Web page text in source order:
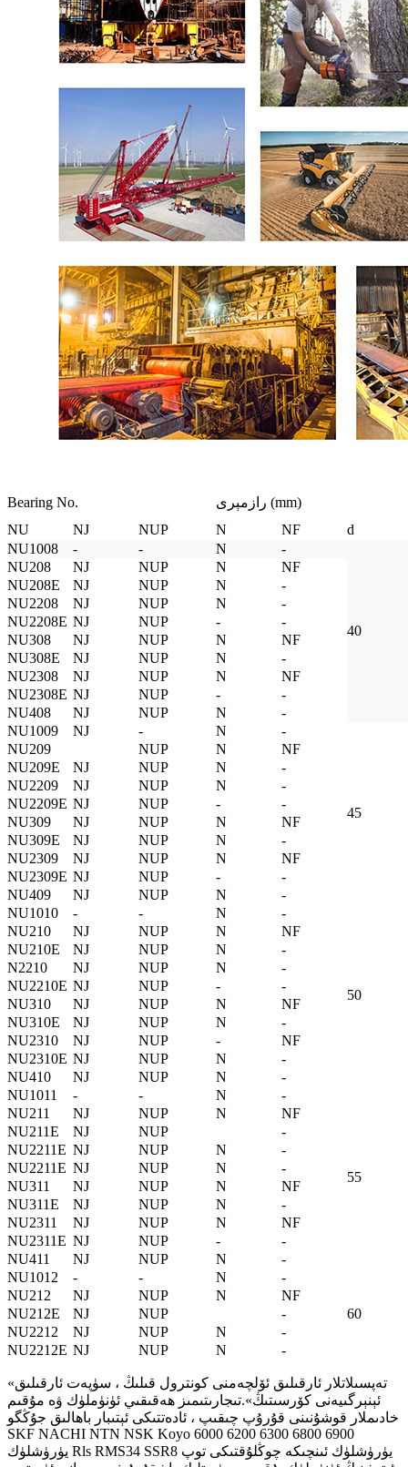
Bearing No.
رازمېرى (mm)
NU
NJ NUP N NF
d
NU1008
- - N -
40
NU208 NJ NUP N
NF
NU208E
NJ NUP N
-
NU2208
NJ NUP N
-
NU2208E NJ NUP -
-
NU308
NJ NUP N
NF
NU308E
NJ NUP N
-
NU2308
NJ NUP N
NF
NU2308E NJ NUP -
-
NU408
NJ NUP N
-
NU1009
NJ - N -
45
NU209 NUP N
NF
NU209E
NJ NUP N
-
NU2209
NJ NUP N
-
NU2209E NJ NUP -
-
NU309
NJ NUP N
NF
NU309E
NJ NUP N
-
NU2309
NJ NUP N
NF
NU2309E NJ NUP -
-
NU409
NJ NUP N
-
NU1010
- - N -
50
NU210 NJ NUP N
NF
NU210E
NJ NUP N
-
N2210
NJ NUP N
-
NU2210E NJ NUP -
-
NU310
NJ NUP N
NF
NU310E
NJ NUP N
-
NU2310
NJ NUP -
NF
NU2310E NJ NUP N
-
NU410
NJ NUP N
-
NU1011
- - N -
55
NU211 NJ NUP N
NF
NU211E
NJ NUP
-
NU2211E NJ NUP N
-
NU2211E NJ NUP N
-
NU311
NJ NUP N
NF
NU311E
NJ NUP N
-
NU2311
NJ NUP N
NF
NU2311E NJ NUP -
-
NU411
NJ NUP N
-
NU1012
- - N -
60
NU212 NJ NUP N
NF
NU212E
NJ NUP
-
NU2212
NJ NUP N
-
NU2212E NJ NUP N -
«تەپسىلاتلار ئارقىلىق ئۆلچەمنى كونترول قىلىڭ ، سۈپەت ئارقىلىق
ئېنېرگىيەنى كۆرسىتىڭ».تىجارىتىمىز ھەقىقىي ئۈنۈملۈك ۋە مۇقىم
خادىملار قوشۇنىنى قۇرۇپ چىقىپ ، ئادەتتىكى ئېتىبار باھالىق جۇڭگو
SKF NACHI NTN NSK Koyo 6000 6200 6300 6800 6900
يۈرۈشلۈك Rls RMS34 SSR8 يۈرۈشلۈك ئىنچىكە چوڭلۇقتىكى توپ